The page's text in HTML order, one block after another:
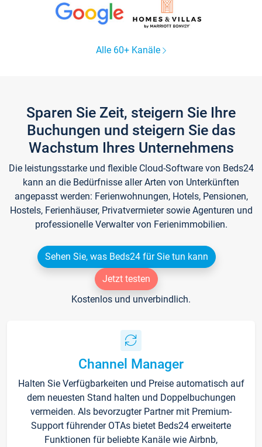
Alle 60+ Kanäle
Sparen Sie Zeit, steigern Sie Ihre
Buchungen und steigern Sie das
Wachstum Ihres Unternehmens
Die leistungsstarke und flexible Cloud-Software von Beds24
kann an die Bedürfnisse aller Arten von Unterkünften
angepasst werden: Ferienwohnungen, Hotels, Pensionen,
Hostels, Ferienhäuser, Privatvermieter sowie Agenturen und
professionelle Verwalter von Ferienimmobilien.
Sehen Sie, was Beds24 für Sie tun kann
Jetzt testen
Kostenlos und unverbindlich.
Channel Manager
Halten Sie Verfügbarkeiten und Preise automatisch auf
dem neuesten Stand halten und Doppelbuchungen
vermeiden. Als bevorzugter Partner mit Premium-
Support führender OTAs bietet Beds24 erweiterte
Funktionen für beliebte Kanäle wie Airbnb,